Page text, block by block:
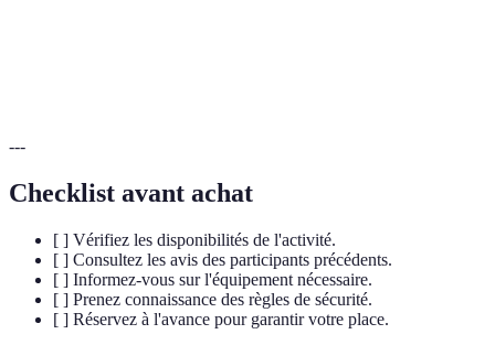
---
Checklist avant achat
[ ] Vérifiez les disponibilités de l'activité.
[ ] Consultez les avis des participants précédents.
[ ] Informez-vous sur l'équipement nécessaire.
[ ] Prenez connaissance des règles de sécurité.
[ ] Réservez à l'avance pour garantir votre place.